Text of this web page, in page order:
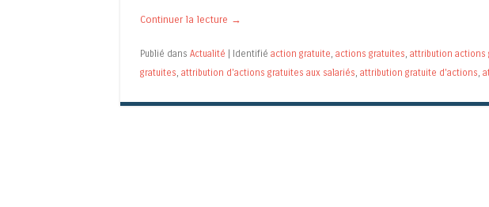
Continuer la lecture →
Publié dans Actualité Identifié action gratuite, actions gratuites, attribution actions
gratuites, attribution d'actions gratuites aux salariés, attribution gratuite d'actions,